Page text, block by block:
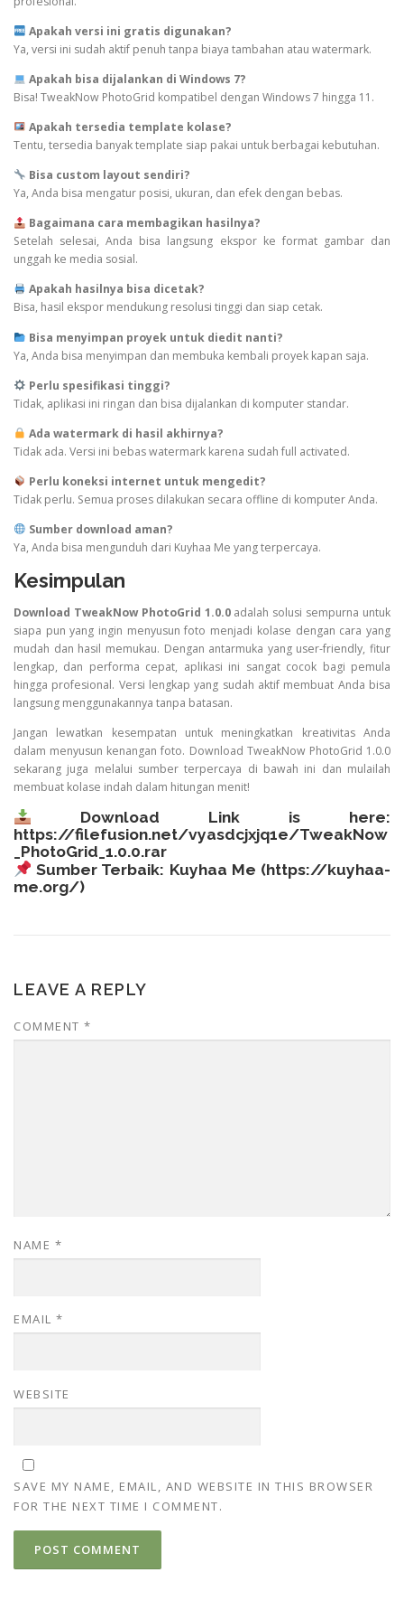
Apakah versi ini gratis digunakan?
Ya, versi ini sudah aktif penuh tanpa biaya tambahan atau watermark.
Apakah bisa dijalankan di Windows 7?
Bisa! TweakNow PhotoGrid kompatibel dengan Windows 7 hingga 11.
Apakah tersedia template kolase?
Tentu, tersedia banyak template siap pakai untuk berbagai kebutuhan.
Bisa custom layout sendiri?
Ya, Anda bisa mengatur posisi, ukuran, dan efek dengan bebas.
Bagaimana cara membagikan hasilnya?
Setelah selesai, Anda bisa langsung ekspor ke format gambar dan
unggah ke media sosial.
Apakah hasilnya bisa dicetak?
Bisa, hasil ekspor mendukung resolusi tinggi dan siap cetak.
Bisa menyimpan proyek untuk diedit nanti?
Ya, Anda bisa menyimpan dan membuka kembali proyek kapan saja.
Perlu spesifikasi tinggi?
Tidak, aplikasi ini ringan dan bisa dijalankan di komputer standar.
Ada watermark di hasil akhirnya?
Tidak ada. Versi ini bebas watermark karena sudah full activated.
Perlu koneksi internet untuk mengedit?
Tidak perlu. Semua proses dilakukan secara offline di komputer Anda.
Sumber download aman?
Ya, Anda bisa mengunduh dari Kuyhaa Me yang terpercaya.
Kesimpulan
Download TweakNow PhotoGrid 1.0.0adalah solusi sempurna untuk
siapa pun yang ingin menyusun foto menjadi kolase dengan cara yang
mudah dan hasil memukau. Dengan antarmuka yang user-friendly, fitur
lengkap, dan performa cepat, aplikasi ini sangat cocok bagi pemula
hingga profesional. Versi lengkap yang sudah aktif membuat Anda bisa
langsung menggunakannya tanpa batasan.
Jangan lewatkan kesempatan untuk meningkatkan kreativitas Anda
dalam menyusun kenangan foto. Download TweakNow PhotoGrid 1.0.0
sekarang juga melalui sumber terpercaya di bawah ini dan mulailah
membuat kolase indah dalam hitungan menit!
Download Link is here:
https://filefusion.net/vyasdcjxjq1e/TweakNow
_PhotoGrid_1.0.0.rar
Sumber Terbaik: Kuyhaa Me (https://kuyhaa-
me.org/)
LEAVE A REPLY
COMMENT *
NAME *
EMAIL *
WEBSITE
SAVE MY NAME, EMAIL, AND WEBSITE IN THIS BROWSER
FOR THE NEXT TIME I COMMENT.